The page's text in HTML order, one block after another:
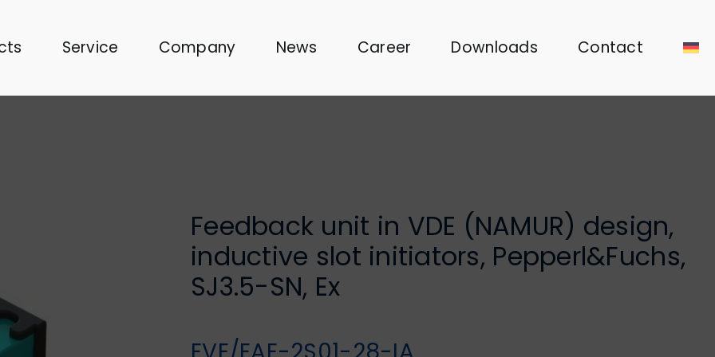
Service Company News Career Downloads Contact
Feedback unit in VDE (NAMUR) design,
inductive slot initiators, Pepperl&Fuchs,
SJ3.5-SN, Ex